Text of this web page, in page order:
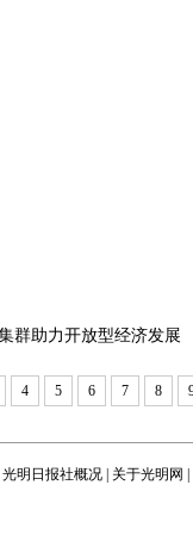
群助力开放型经济发展
4 5 6 7 8
光明日报社概况 关于光明网